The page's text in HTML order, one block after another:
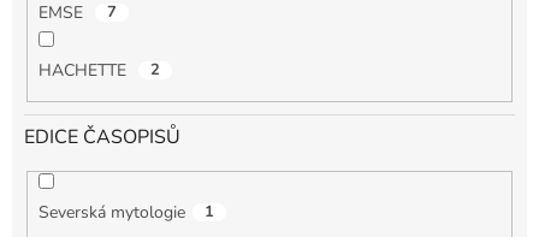
EMSE 7
HACHETTE 2
EDICE ČASOPISŮ
Severská mytologie 1